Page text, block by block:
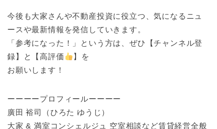
今後も大家さんや不動産投資に役立つ、気になるニュ
ースや最新情報を発信していきます。
「参考になった！」という方は、ぜひ【チャンネル登
録】と【高評価
】を
お願いします！
ーーーープロフィールーーーー
廣田 裕司（ひろた ゆうじ）
大家 & 満室コンシェルジュ 空室相談など賃貸経営全般